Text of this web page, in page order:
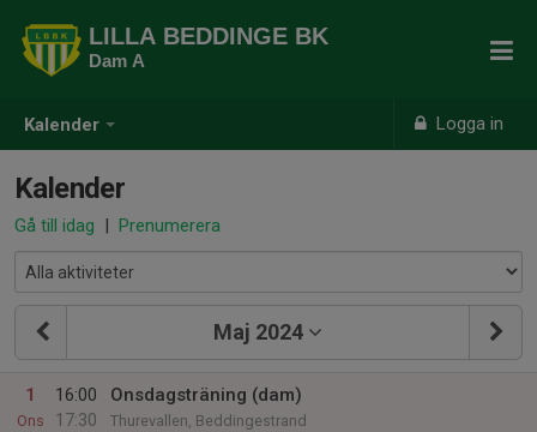
Kalender Logga in
LILLA BEDDINGE BK
Dam A
Kalender
Gå till idag | Prenumerera
Maj 2024
1
Ons
16:00
17:30
Onsdagsträning (dam)
Thurevallen, Beddingestrand